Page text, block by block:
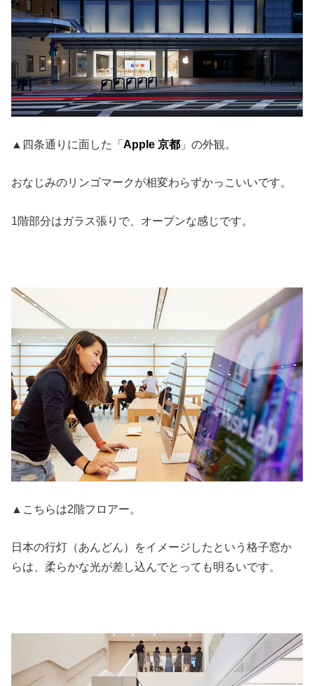
▲四条通りに面した「Apple 京都 」の外観。
おなじみのリンゴマークが相変わらずかっこいいです。
1階部分はガラス張りで、オープンな感じです。
▲こちらは2階フロアー。
日本の行灯（あんどん）をイメージしたという格子窓か
らは、柔らかな光が差し込んでとっても明るいです。